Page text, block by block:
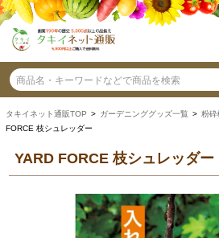
タキイネット通販TOP > ガーデニンググッズ一覧 > 粉砕
FORCE 枝シュレッダー
YARD FORCE 枝シュレッダー